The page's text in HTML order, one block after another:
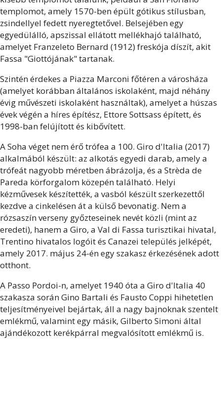
templomot, amely 1570-ben épült gótikus stílusban,
zsindellyel fedett nyeregtetővel. Belsejében egy
egyedülálló, apszissal ellátott mellékhajó található,
amelyet Franzeleto Bernard (1912) freskója díszít, akit
Fassa "Giottójának" tartanak.
Szintén érdekes a Piazza Marconi főtéren a városháza
(amelyet korábban általános iskolaként, majd néhány
évig művészeti iskolaként használtak), amelyet a húszas
évek végén a híres építész, Ettore Sottsass épített, és
1998-ban felújított és kibővített.
A Soha véget nem érő trófea a 100. Giro d'Italia (2017)
alkalmából készült: az alkotás egyedi darab, amely a
trófeát nagyobb méretben ábrázolja, és a Strèda de
Pareda körforgalom közepén található. Helyi
kézművesek készítették, a vasból készült szerkezettől
kezdve a cinkelésen át a külső bevonatig. Nem a
rózsaszín verseny győzteseinek nevét közli (mint az
eredeti), hanem a Giro, a Val di Fassa turisztikai hivatal,
Trentino hivatalos logóit és Canazei település jelképét,
amely 2017. május 24-én egy szakasz érkezésének adott
otthont.
A Passo Pordoi-n, amelyet 1940 óta a Giro d'Italia 40
szakasza során Gino Bartali és Fausto Coppi hihetetlen
teljesítményeivel bejártak, áll a nagy bajnoknak szentelt
emlékmű, valamint egy másik, Gilberto Simoni által
ajándékozott kerékpárral megvalósított emlékmű is.